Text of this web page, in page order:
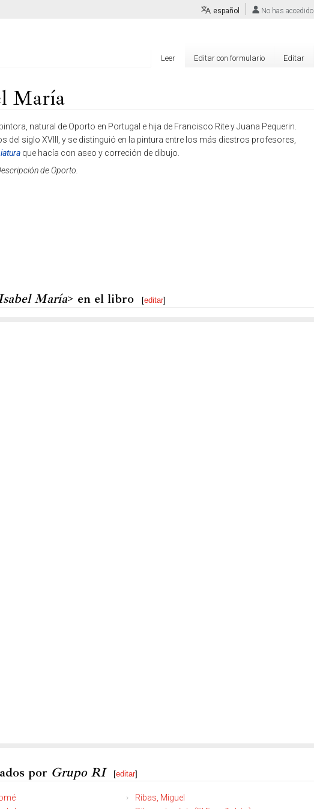
María
natural de Oporto en Portugal e hija de Francisco Rite y Juana Pequerin.
del siglo XVIII, y se distinguió en la pintura entre los más diestros profesores,
que hacía con aseo y correción de dibujo.
de Oporto.
María> en el libro [editar]
por Grupo RI [editar]
Ribas, Miguel
español No has accedido
Leer Editar con formulario Editar